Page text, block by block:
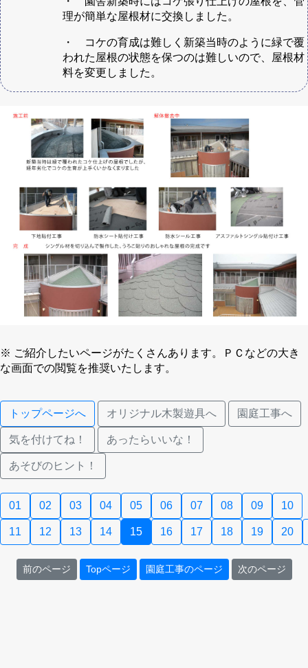
理が簡単な屋根材に交換しました。
・ コケの育成は難しく新築当時のように緑で覆
われた屋根の状態を保つのは難しいので、屋根材
料を変更しました。
※ ご紹介したいページがたくさんあります。ＰＣなどの大き
な画面での閲覧を推奨いたします。
トップページへ オリジナル木製遊具へ 園庭工事へ
気を付けてね！ あったらいいな！
あそびのヒント！
01 02 03 04 05 06 07 08 09 10
11 12 13 14 15 16 17 18 19 20
前のページ Topページ 園庭工事のページ 次のページ